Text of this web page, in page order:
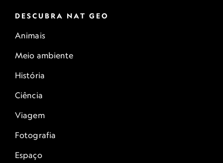
DESCUBRA NAT GEO
Animais
Meio ambiente
História
Ciência
Viagem
Fotografia
Espaço